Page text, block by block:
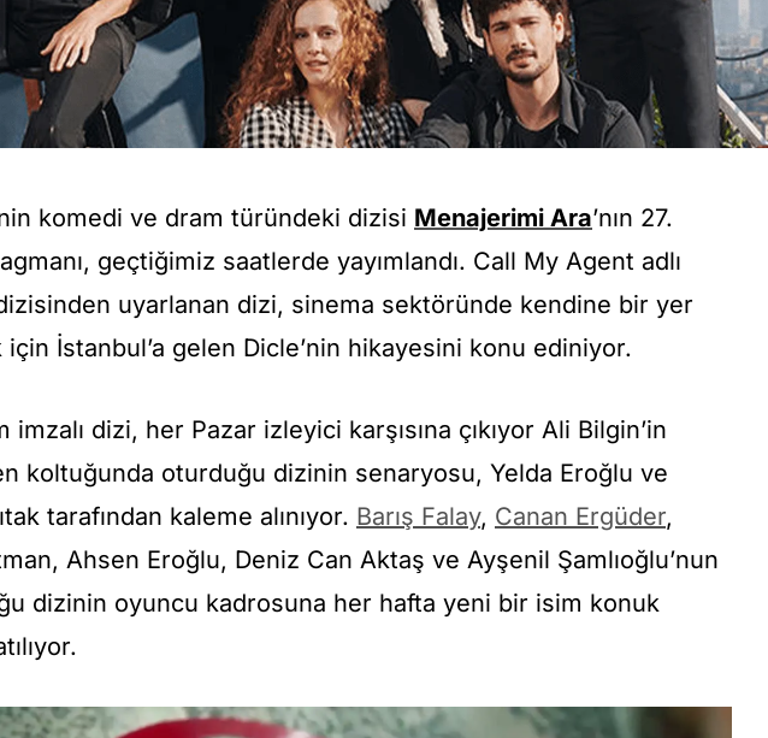
komedi ve dram türündeki dizisi Menajerimi Ara’nın 27.
geçtiğimiz saatlerde yayımlandı. Call My Agent adlı
uyarlanan dizi, sinema sektöründe kendine bir yer
için İstanbul’a gelen Dicle’nin hikayesini konu ediniyor.
imzalı dizi, her Pazar izleyici karşısına çıkıyor Ali Bilgin’in
koltuğunda oturduğu dizinin senaryosu, Yelda Eroğlu ve
tarafından kaleme alınıyor. Barış Falay, Canan Ergüder,
Ahsen Eroğlu, Deniz Can Aktaş ve Ayşenil Şamlıoğlu’nun
dizinin oyuncu kadrosuna her hafta yeni bir isim konuk